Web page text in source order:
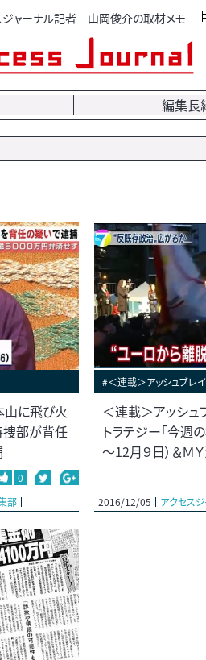
ジャーナル記者 山岡俊介の取材メモ
編集長
山に飛び火
部が背任
0
部
#＜連載＞アッシュブレ
＜連載＞アッシュ
トラテジー「今週
～12月９日）＆Ｍ
2016/12/05
アクセス